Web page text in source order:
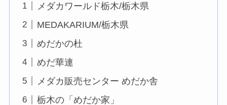
メダカワールド栃木/栃木県
MEDAKARIUM/栃木県
めだかの杜
めだ華連
メダカ販売センター めだか舎
栃木の「めだか家」